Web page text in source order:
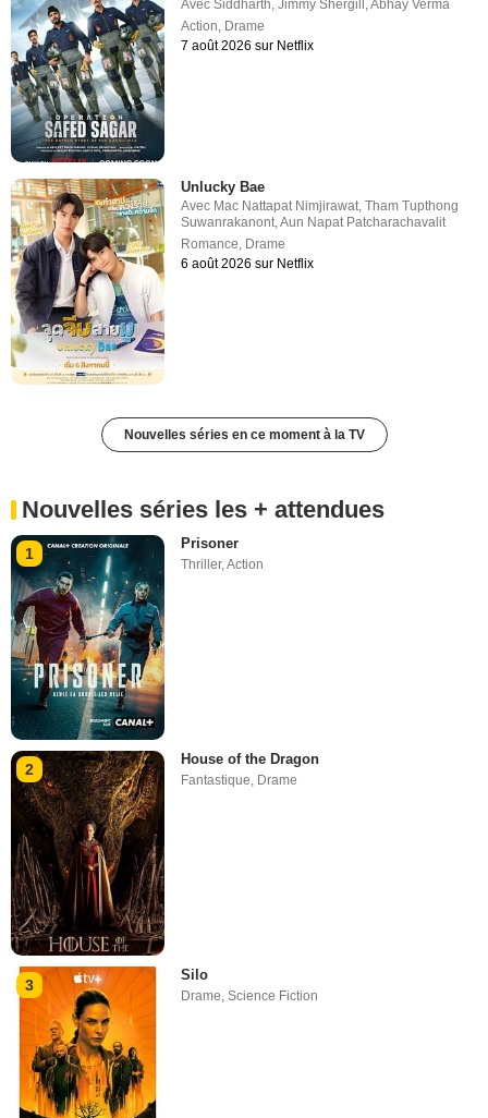
AvecSiddharth,Jimmy Shergill ,Abhay Verma
Action, Drame
7 août 2026 sur Netflix
Unlucky Bae
Avec Mac Nattapat Nimjirawat,Tham Tupthong
Suwanrakanont,Aun Napat Patcharachavalit
Romance, Drame
6 août 2026 sur Netflix
Nouvelles séries en ce moment à la TV
Nouvelles séries les + attendues
1
Prisoner
Thriller,Action
2
House of the Dragon
Fantastique, Drame
3
Silo
Drame,Science Fiction